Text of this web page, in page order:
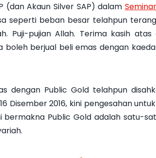
(dan Akaun Silver SAP) dalam
seperti beban besar telahpun
Puji-pujian Allah. Terima kasih
boleh berjual beli emas dengan
dengan Public Gold telahpun
Disember 2016, kini pengesahan
bermakna Public Gold adalah satu-